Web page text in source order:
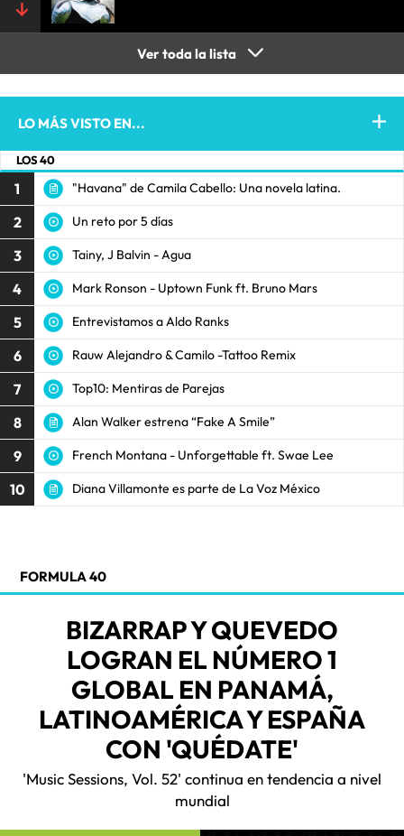
Ver toda la lista
LO MÁS VISTO EN...
LOS 40
1 "Havana" de Camila Cabello: Una novela latina.
2 Un reto por 5 días
3 Tainy, J Balvin - Agua
4 Mark Ronson - Uptown Funk ft. Bruno Mars
5 Entrevistamos a Aldo Ranks
6 Rauw Alejandro & Camilo -Tattoo Remix
7 Top10: Mentiras de Parejas
8 Alan Walker estrena “Fake A Smile”
9 French Montana - Unforgettable ft. Swae Lee
10 Diana Villamonte es parte de La Voz México
FORMULA 40
BIZARRAP Y QUEVEDO
LOGRAN EL NÚMERO 1
GLOBAL EN PANAMÁ,
LATINOAMÉRICA Y ESPAÑA
CON 'QUÉDATE'
'Music Sessions, Vol. 52' continua en tendencia a nivel
mundial